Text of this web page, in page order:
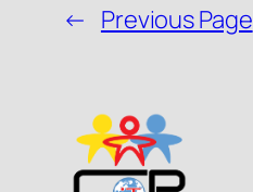
← Previous Page